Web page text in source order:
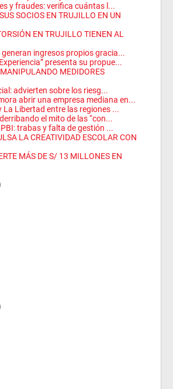
y fraudes: verifica cuántas l...
SOCIOS EN TRUJILLO EN UN
EN TRUJILLO TIENEN AL
ingresos propios gracia...
presenta su propue...
MEDIDORES
advierten sobre los riesg...
abrir una empresa mediana en...
La Libertad entre las regiones ...
el mito de las “con...
trabas y falta de gestión ...
LA CREATIVIDAD ESCOLAR CON
MÁS DE S/ 13 MILLONES EN